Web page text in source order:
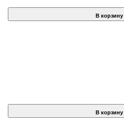
В корзину
В корзину